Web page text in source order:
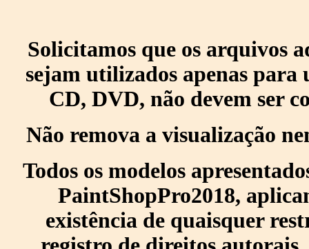
Solicitamos que os arquivos
sejam utilizados apenas para
CD, DVD, não devem ser
Não remova a visualização
Todos os modelos
PaintShopPro2018,
existência de quaisquer